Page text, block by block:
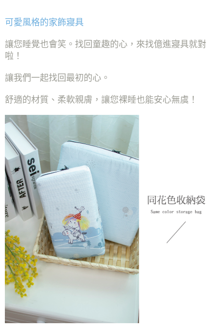
可愛風格的家飾寢具
讓您睡覺也會笑。找回童趣的心，來找億進寢具就對
啦！
讓我們一起找回最初的心。
舒適的材質、柔軟親膚，讓您裸睡也能安心無虞！